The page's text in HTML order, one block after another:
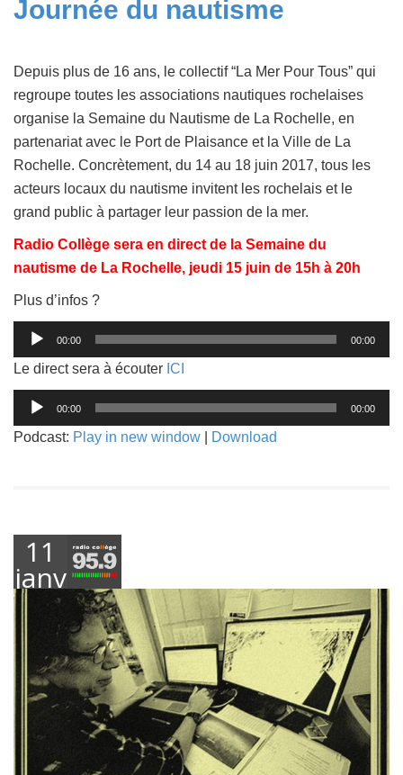
Journée du nautisme
Depuis plus de 16 ans, le collectif “La Mer Pour Tous” qui
regroupe toutes les associations nautiques rochelaises
organise la Semaine du Nautisme de La Rochelle, en
partenariat avec le Port de Plaisance et la Ville de La
Rochelle. Concrètement, du 14 au 18 juin 2017, tous les
acteurs locaux du nautisme invitent les rochelais et le
grand public à partager leur passion de la mer.
Radio Collège sera en direct de la Semaine du
nautisme de La Rochelle, jeudi 15 juin de 15h à 20h
Plus d’infos ?
Lecteur
audio
00:00 00:00
Le direct sera à écouter ICI
Lecteur
audio
00:00 00:00
Podcast: Play in new window Download
11
janvier
2017